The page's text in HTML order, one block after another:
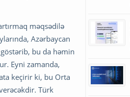
məqsədilə
Azərbaycan
bu da həmin
Eyni zamanda,
keçirir ki, bu Orta
Türk